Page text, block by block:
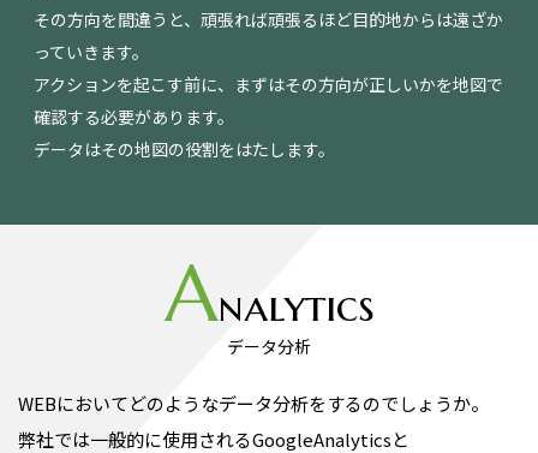
その方向を間違うと、頑張れば頑張るほど目的地からは遠ざか
っていきます。
アクションを起こす前に、まずはその方向が正しいかを地図で
確認する必要があります。
データはその地図の役割をはたします。
Analytics
データ分析
WEBにおいてどのようなデータ分析をするのでしょうか。
弊社では一般的に使用されるGoogleAnalyticsと